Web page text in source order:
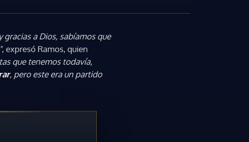
gracias a Dios, sabíamos que
, expresó Ramos, quien
que tenemos todavía,
, pero este era un partido